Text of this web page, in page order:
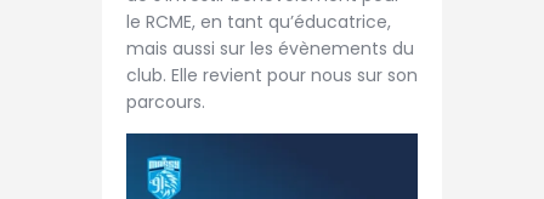
le RCME, en tant qu’éducatrice,
mais aussi sur les évènements du
club. Elle revient pour nous sur son
parcours.